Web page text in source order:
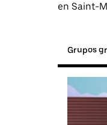
en Saint-
Grupos